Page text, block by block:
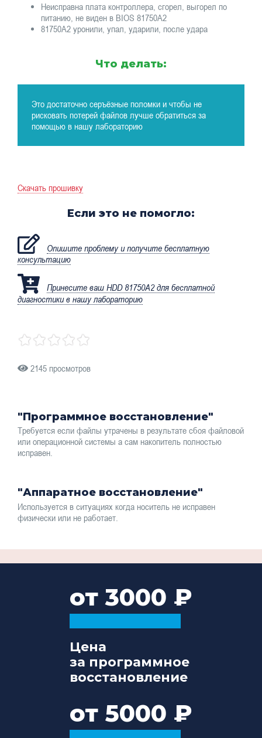
Неисправна плата контроллера, сгорел, выгорел по
питанию, не виден в BIOS 81750A2
81750A2 уронили, упал, ударили, после удара
Что делать:
Это достаточно серъёзные поломки и чтобы не
рисковать потерей файлов лучше обратиться за
помощью в нашу лабораторию
Скачать прошивку
Если это не помогло:
Опишите проблему и получите бесплатную
консультацию
Принесите ваш HDD 81750A2 для бесплатной
диагностики в нашу лабораторию
2145 просмотров
"Программное восстановление"
Требуется если файлы утрачены в результате сбоя файловой
или операционной системы а сам накопитель полностью
исправен.
"Аппаратное восстановление"
Используется в ситуациях когда носитель не исправен
физически или не работает.
от 3000
Цена
за программное
восстановление
от 5000